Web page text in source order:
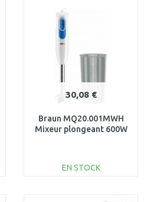
Au comparatif
30,08 €
Braun MQ20.001MWH
Mixeur plongeant 600W
EN STOCK